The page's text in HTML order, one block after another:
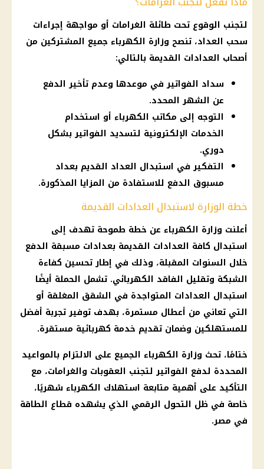
لتجنب الوقوع تحت طائلة الغرامات أو مواجهة إجراءات
سحب العداد، تنصح وزارة الكهرباء جميع المشتركين من
أصحاب العدادات القديمة بالتالي:
سداد الفواتير في موعدها وعدم تأخير الدفع
عن الشهر المحدد.
التوجه إلى مكاتب الكهرباء أو استخدام
الخدمات الإلكترونية لتسديد الفواتير بشكل
دوري.
التفكير في استبدال العداد القديم بعداد
مسبوق الدفع للاستفادة من المزايا المذكورة.
خطة الوزارة لاستبدال العدادات القديمة
أعلنت وزارة الكهرباء عن خطة طموحة تهدف إلى
استبدال كافة العدادات القديمة بعدادات مسبقة الدفع
خلال السنوات المقبلة، وذلك في إطار تحسين كفاءة
الشبكة وتقليل الفاقد الكهربائي. تشمل الحملة أيضًا
استبدال العدادات المتواجدة في الشقق المغلقة أو
التي تعاني من أعطال مستمرة، بهدف توفير تجربة أفضل
للمستهلكين وضمان تقديم خدمة كهربائية مستقرة.
ختامًا، تحث وزارة الكهرباء الجميع على الالتزام بالمواعيد
المحددة لدفع الفواتير لتجنب العقوبات والغرامات، مع
التأكيد على أهمية متابعة استهلاك الكهرباء شهريًا،
خاصة في ظل التحول الرقمي الذي يشهده قطاع الطاقة
في مصر.